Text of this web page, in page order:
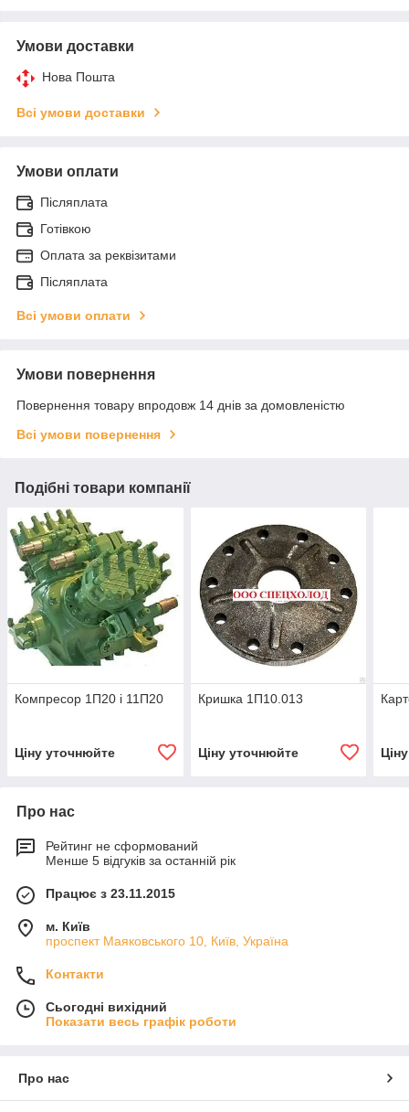
Умови доставки
Нова Пошта
Всі умови доставки
Умови оплати
Післяплата
Готівкою
Оплата за реквізитами
Післяплата
Всі умови оплати
Умови повернення
Повернення товару впродовж 14 днів за домовленістю
Всі умови повернення
Подібні товари компанії
Компресор 1П20 і 11П20
Ціну уточнюйте
Кришка 1П10.013
Ціну уточнюйте
Про нас
Рейтинг не сформований
Менше 5 відгуків за останній рік
Працює з 23.11.2015
м. Київ
проспект Маяковського 10, Київ, Україна
Контакти
Сьогодні вихідний
Показати весь графік роботи
Про нас